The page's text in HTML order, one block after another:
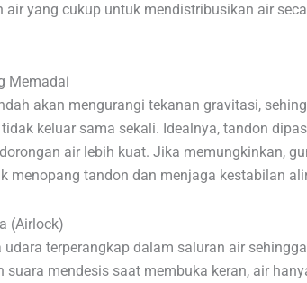
yang cukup untuk mendistribusikan air
Memadai
akan mengurangi tekanan gravitasi,
keluar sama sekali. Idealnya, tandon
air lebih kuat. Jika memungkinkan,
menopang tandon dan menjaga kestabilan
(Airlock)
terperangkap dalam saluran air
mendesis saat membuka keran, air